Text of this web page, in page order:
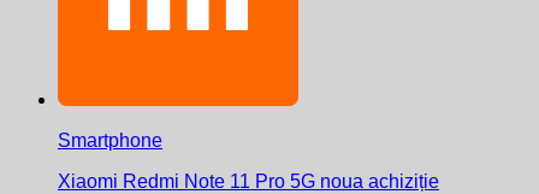
Smartphone
Xiaomi Redmi Note 11 Pro 5G noua achiziție